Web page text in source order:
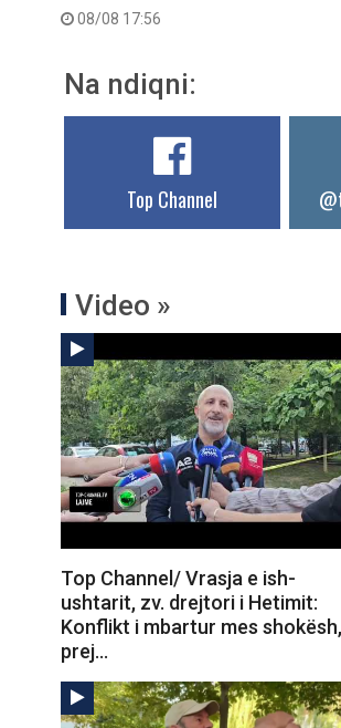
08/08 17:56
Na ndiqni:
Top Channel
Video »
Top Channel/ Vrasja e ish-
ushtarit, zv. drejtori i Hetimit:
Konflikt i mbartur mes shokësh,
prej…